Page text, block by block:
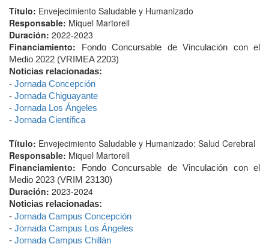
Título: Envejecimiento Saludable y Humanizado
Responsable: Miquel Martorell
Duración: 2022-2023
Financiamiento:
Fondo Concursable de Vinculación con el
Medio 2022 (VRIMEA 2203)
Noticias relacionadas:
- Jornada Concepción
- Jornada Chiguayante
- Jornada Los Ángeles
- Jornada Científica
Título: Envejecimiento Saludable y Humanizado: Salud Cerebral
Responsable: Miquel Martorell
Financiamiento:
Fondo Concursable de Vinculación con el
Medio 2023 (VRIM 23130)
Duración: 2023-2024
Noticias relacionadas:
- Jornada Campus Concepción
- Jornada Campus Los Ángeles
- Jornada Campus Chillán